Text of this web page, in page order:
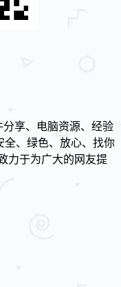
分享、电脑资源、经验
全、绿色、放心、找你
力于为广大的网友提